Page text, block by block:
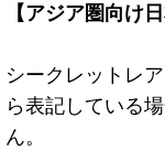
【アジア圏向け
シークレットレ
ら表記している
ん。